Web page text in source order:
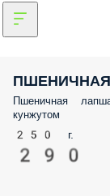
Пшеничная
кунжутом
250 г.
290